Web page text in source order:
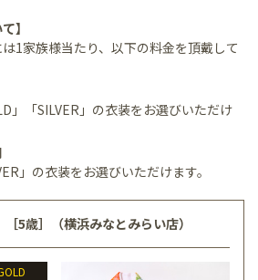
】
1家族様当たり、以下の料金を頂戴して
」「SILVER」の衣装をお選びいただけ
」の衣装をお選びいただけます。
5歳］（横浜みなとみらい店）